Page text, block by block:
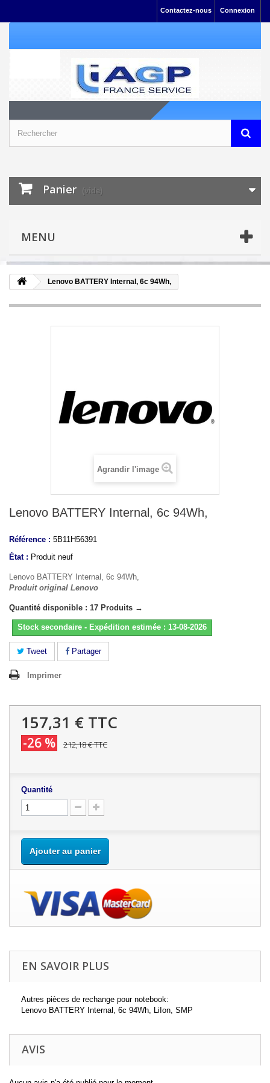
Connexion
Contactez-nous
Panier (vide)
MENU
Lenovo BATTERY Internal, 6c 94Wh,
Agrandir l'image
Lenovo BATTERY Internal, 6c 94Wh,
Référence : 5B11H56391
État : Produit neuf
Lenovo BATTERY Internal, 6c 94Wh,
Produit original Lenovo
Quantité disponible : 17 Produits →
Stock secondaire - Expédition estimée : 13-08-2026
Tweet Partager
Imprimer
157,31 € TTC
-26 % 212,18 €TTC
Quantité
Ajouter au panier
EN SAVOIR PLUS
Autres pièces de rechange pour notebook:
Lenovo BATTERY Internal, 6c 94Wh, LiIon, SMP
AVIS